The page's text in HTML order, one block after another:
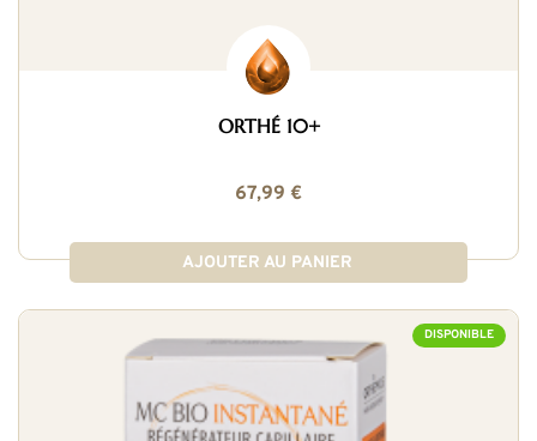
ORTHÉ 10+
67,99 €
AJOUTER AU PANIER
DISPONIBLE